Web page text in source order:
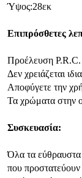
Ύψος:28εκ
Επιπρόσθετες
Προέλευση P.R.C.
Δεν χρειάζεται
Αποφύγετε την
Τα χρώματα στην
Συσκευασία:
Όλα τα εύθραυστα
που